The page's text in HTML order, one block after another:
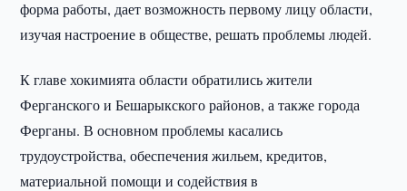
форма работы, дает возможность первому лицу области,
изучая настроение в обществе, решать проблемы людей.
К главе хокимията области обратились жители
Ферганского и Бешарыкского районов, а также города
Ферганы. В основном проблемы касались
трудоустройства, обеспечения жильем, кредитов,
материальной помощи и содействия в